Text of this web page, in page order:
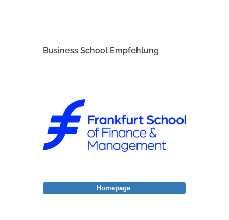
Business School Empfehlung
Homepage